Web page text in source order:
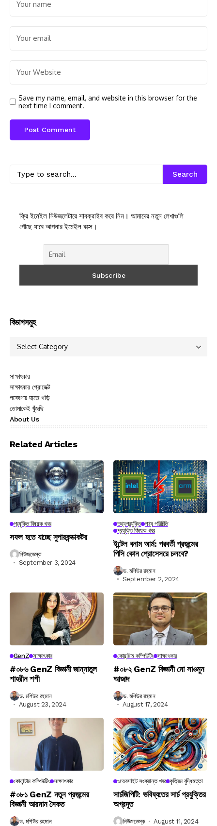
Save my name, email, and website in this browser for the
next time I comment.
Search
ফ্রি ইমেইল নিউজলেটারে সাবক্রাইব করে নিন। আমাদের নতুন লেখাগুলি
পৌছে যাবে আপনার ইমেইল বক্সে।
বিভাগসমুহ
সাক্ষাৎকার
সাক্ষাৎকার প্রোজেক্ট
গবেষণায় হাতে খড়ি
তোমাকেই খুঁজছি
About Us
Related Articles
প্রযুক্তি বিষয়ক খবর
সফল হতে যাচ্ছে সুপারকন্ডাকটর
নিউজডেস্ক
September 3, 2024
তথ্যপ্রযুক্তি পণ্য পরিচিতি
প্রযুক্তি বিষয়ক খবর
ইন্টেল বনাম আর্ম: পরবর্তী প্রজন্মের
পিসি কোন প্রোসেসরে চলবে?
ড. মশিউর রহমান
September 2, 2024
GenZ সাক্ষাৎকার
#০৮৬ GenZ বিজ্ঞানী জান্নাতুল
শাহরীন শশী
ড. মশিউর রহমান
August 23, 2024
কোয়ান্টাম কম্পিউটিং সাক্ষাৎকার
#০৮২ GenZ বিজ্ঞানী মো সাওমুন
আজাদ
ড. মশিউর রহমান
August 17, 2024
কোয়ান্টাম কম্পিউটিং সাক্ষাৎকার
#০৮১ GenZ নতুন প্রজন্মের
বিজ্ঞানী আরমান সৈকত
ড. মশিউর রহমান
ওয়েবসাইট সংক্রান্ত খবর কৃত্রিম বুদ্ধিমত্তা
সার্চজিপিটি: ভবিষ্যতের সার্চ প্রযুক্তির
অগ্রদূত
নিউজডেস্ক August 11, 2024